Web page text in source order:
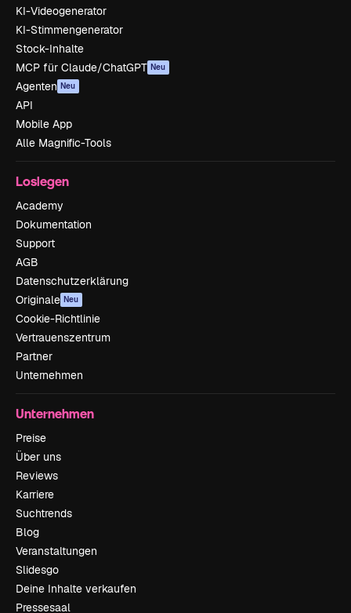
KI-Videogenerator
KI-Stimmengenerator
Stock-Inhalte
MCP für Claude/ChatGPT Neu
Agenten Neu
API
Mobile App
Alle Magnific-Tools
Loslegen
Academy
Dokumentation
Support
AGB
Datenschutzerklärung
Originale Neu
Cookie-Richtlinie
Vertrauenszentrum
Partner
Unternehmen
Unternehmen
Preise
Über uns
Reviews
Karriere
Suchtrends
Blog
Veranstaltungen
Slidesgo
Deine Inhalte verkaufen
Pressesaal